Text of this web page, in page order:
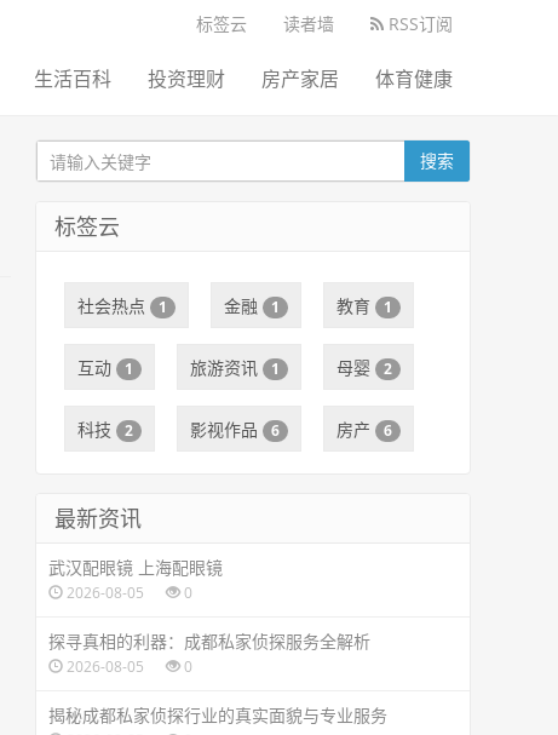
标签云 读者墙 RSS订阅
生活百科 投资理财 房产家居 体育健康
搜索
标签云
社会热点 1 金融 1 教育 1
互动 1 旅游资讯 1 母婴 2
科技 2 影视作品 6 房产 6
最新资讯
武汉配眼镜 上海配眼镜
2026-08-05 0
探寻真相的利器：成都私家侦探服务全解析
2026-08-05 0
揭秘成都私家侦探行业的真实面貌与专业服务